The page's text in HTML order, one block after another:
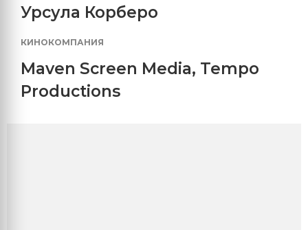
Урсула Корберо
КИНОКОМПАНИЯ
Maven Screen Media, Tempo
Productions